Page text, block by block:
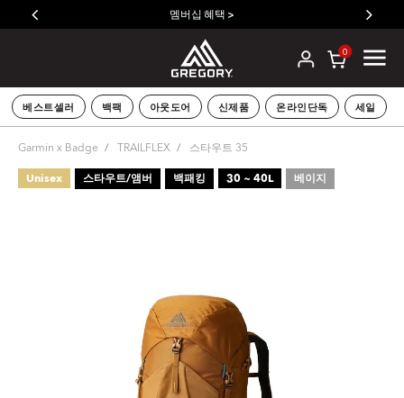
멤버십 혜택 >
0
베스트셀러 백팩 아웃도어 신제품 온라인단독 세일
Garmin x Badge TRAILFLEX 스타우트 35
Unisex 스타우트/앰버 백패킹 30 ~ 40L 베이지